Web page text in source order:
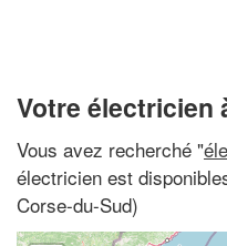
Votre électricien
Vous avez recherché "
électricien est
Corse-du-Sud)